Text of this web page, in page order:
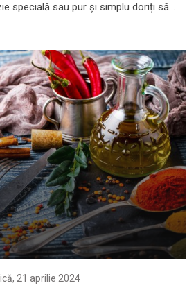
specială sau pur și simplu doriți să…
21 aprilie 2024